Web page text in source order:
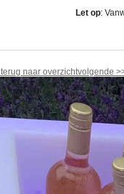
Let op:
terug naar overzichtvolgende